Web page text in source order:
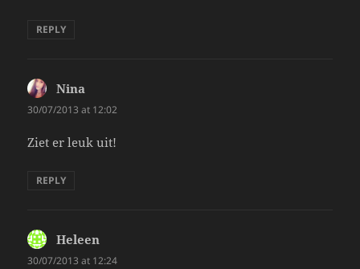
REPLY
Nina
30/07/2013 at 12:02
Ziet er leuk uit!
REPLY
Heleen
30/07/2013 at 12:24